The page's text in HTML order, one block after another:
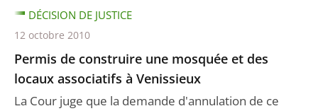
Permis de construire une mosquée et des
locaux associatifs à Venissieux
La Cour juge que la demande d'annulation de ce
DÉCISION DE JUSTICE
12 octobre 2010